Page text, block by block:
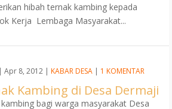
hibah ternak kambing kepada
Kerja Lembaga Masyarakat...
| Apr 8, 2012 | KABAR DESA | 1 KOMENTAR
Kambing di Desa Dermaji
bagi warga masyarakat Desa